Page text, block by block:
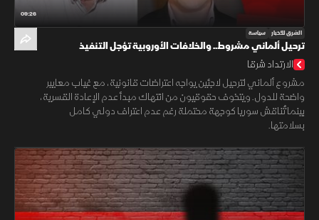
09:26
الشرق للأخبار سياسة
ترحيل ألماني مشروط.. والخلافات الأوروبية تؤجل التنفيذ
الارتداد شرقا
مشروع ألماني لترحيل لاجئين يواجه اعتراضات قانونية، مع غياب معايير
واضحة للدول. ويتخوف حقوقيون من انتهاك مبدأ عدم الإعادة القسرية،
بينما تُناقش سوريا كوجهة محتملة رغم عدم اعتراف دولي كامل
بسلامتها.